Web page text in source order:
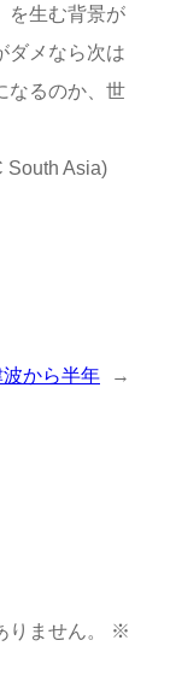
を生む背景が
ダメなら次は
なるのか、世
South Asia)
波から半年 →
ません。
※